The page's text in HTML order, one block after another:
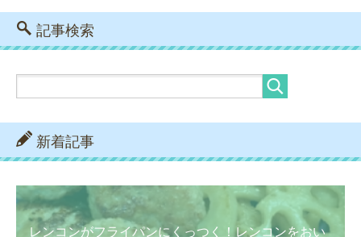
記事検索
新着記事
レンコンがフライパンにくっつく！レンコンをおい